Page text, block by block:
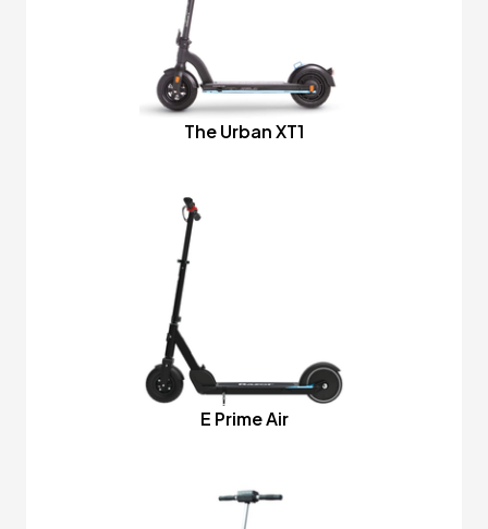
The Urban XT1
E Prime Air